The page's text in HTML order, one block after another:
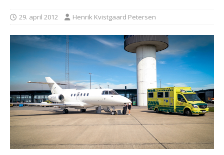
29. april 2012 Henrik Kvistgaard Petersen